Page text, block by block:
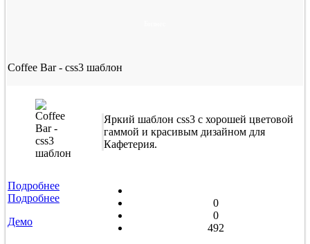
Coffee Bar - css3 шаблон
Яркий шаблон css3 с хорошей цветовой
гаммой и красивым дизайном для
Кафетерия.
Подробнее
Подробнее
Демо
0
0
492